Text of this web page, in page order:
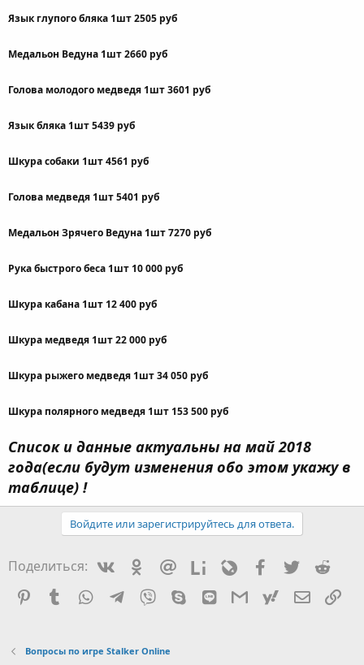
Язык глупого бляка 1шт 2505 руб
Медальон Ведуна 1шт 2660 руб
Голова молодого медведя 1шт 3601 руб
Язык бляка 1шт 5439 руб
Шкура собаки 1шт 4561 руб
Голова медведя 1шт 5401 руб
Медальон Зрячего Ведуна 1шт 7270 руб
Рука быстрого беса 1шт 10 000 руб
Шкура кабана 1шт 12 400 руб
Шкура медведя 1шт 22 000 руб
Шкура рыжего медведя 1шт 34 050 руб
Шкура полярного медведя 1шт 153 500 руб
Список и данные актуальны на май 2018
года(если будут изменения обо этом укажу в
таблице) !
Войдите или зарегистрируйтесь для ответа.
Поделиться: VkontakteOdnoklassniki
Mail.ruLiveinternetLivejournalFacebook
Twitter
Pinterest
Tumblr WhatsAppTelegram
Viber Skype LineGmailyahoomail
Вопросы по игре Stalker Online